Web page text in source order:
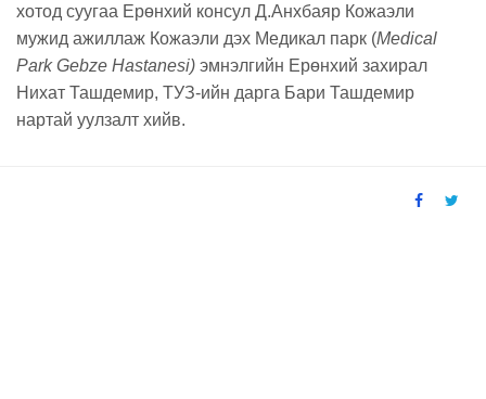
хотод суугаа Ерөнхий консул Д.Анхбаяр Кожаэли
мужид ажиллаж Кожаэли дэх Медикал парк (Medical
Park Gebze Hastanesi) эмнэлгийн Ерөнхий захирал
Нихат Ташдемир, ТУЗ-ийн дарга Бари Ташдемир
нартай уулзалт хийв.